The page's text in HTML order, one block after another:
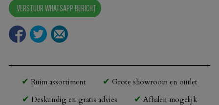
VERSTUUR WHATSAPP BERICHT
Ruim assortiment
Grote showroom en outlet
Deskundig en gratis advies
Afhalen mogelijk